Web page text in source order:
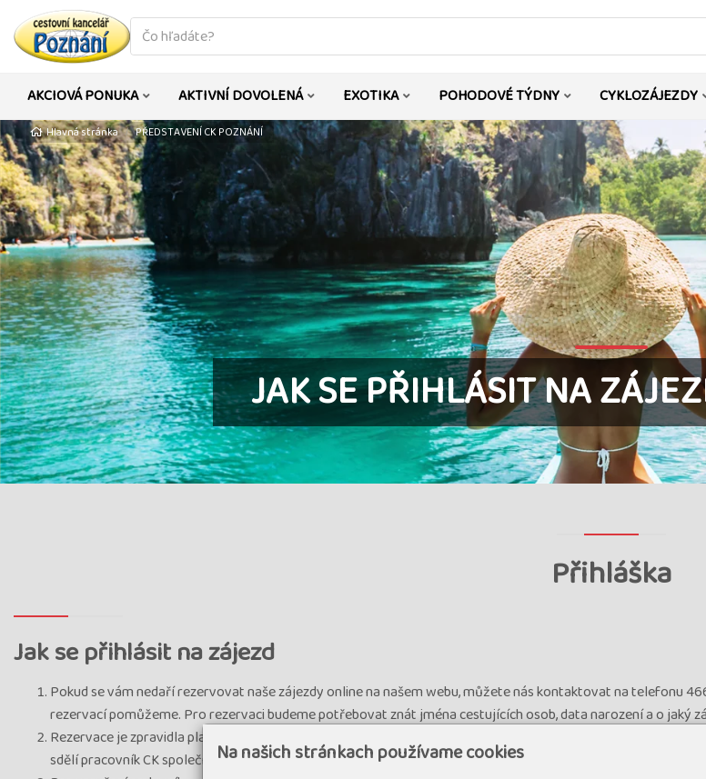
co
hledáte
AKCIOVÁ PONUKA AKTIVNÍ DOVOLENÁ EXOTIKA POHODOVÉ TÝDNY CYKLOZÁJEZDY
Hlavná stránka PŘEDSTAVENÍ CK POZNÁNÍ
JAK SE PŘIHLÁSIT NA
Přihláška
Jak se přihlásit na zájezd
Pokud se vám nedaří rezervovat naše zájezdy online na našem webu, můžete nás kontaktovat na telefonu
rezervací pomůžeme. Pro rezervaci budeme potřebovat znát jména cestujících osob, data narození a o jaký
Rezervace je zpravidla platná na 5 kalendářních dní, pokud zájezd není na ověření letu. V tom případě se
sdělí pracovník CK společně se zasláním návrhu smlouvy o zájezdu. Výše zálohy je 30 % z ceny zájezdu nebo
Na našich stránkach používame cookies